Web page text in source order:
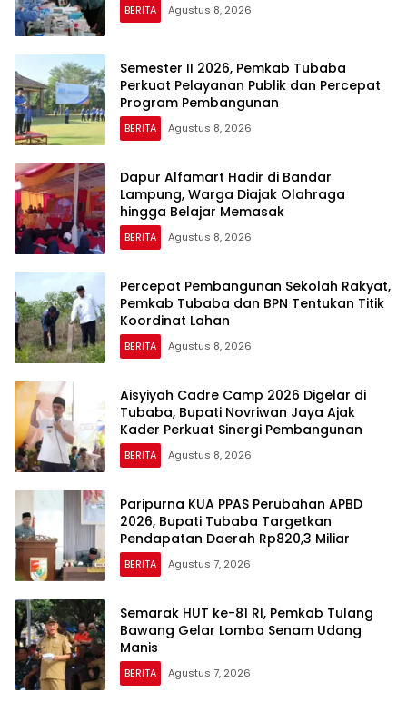
BERITA Agustus 8, 2026
Semester II 2026, Pemkab Tubaba
Perkuat Pelayanan Publik dan Percepat
Program Pembangunan
BERITA Agustus 8, 2026
Dapur Alfamart Hadir di Bandar
Lampung, Warga Diajak Olahraga
hingga Belajar Memasak
BERITA Agustus 8, 2026
Percepat Pembangunan Sekolah Rakyat,
Pemkab Tubaba dan BPN Tentukan Titik
Koordinat Lahan
BERITA Agustus 8, 2026
Aisyiyah Cadre Camp 2026 Digelar di
Tubaba, Bupati Novriwan Jaya Ajak
Kader Perkuat Sinergi Pembangunan
BERITA Agustus 8, 2026
Paripurna KUA PPAS Perubahan APBD
2026, Bupati Tubaba Targetkan
Pendapatan Daerah Rp820,3 Miliar
BERITA Agustus 7, 2026
Semarak HUT ke-81 RI, Pemkab Tulang
Bawang Gelar Lomba Senam Udang
Manis
BERITA Agustus 7, 2026